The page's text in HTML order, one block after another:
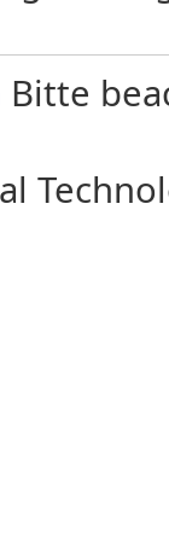
Bitte